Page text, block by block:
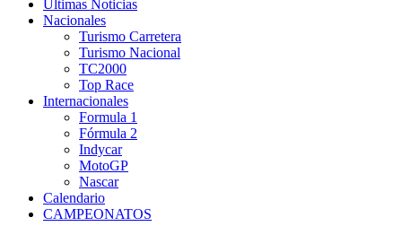
Últimas Noticias
Nacionales
Turismo Carretera
Turismo Nacional
TC2000
Top Race
Internacionales
Formula 1
Fórmula 2
Indycar
MotoGP
Nascar
Calendario
CAMPEONATOS